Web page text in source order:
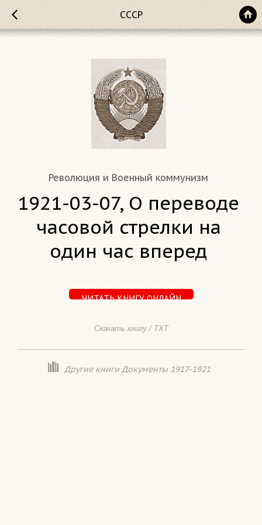
СССР
Революция и Военный коммунизм
1921-03-07, О переводе
часовой стрелки на
один час вперед
ЧИТАТЬ КНИГУ ОНЛАЙН
Скачать книгу / TXT
Другие книги Документы 1917-1921